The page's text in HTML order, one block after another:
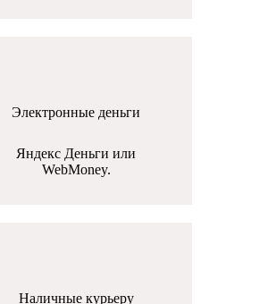
Электронные деньги
Яндекс Деньги или
WebMoney.
Наличные курьеру